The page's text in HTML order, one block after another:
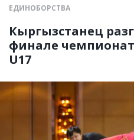
ЕДИНОБОРСТВА
Кыргызстанец
финале
U17